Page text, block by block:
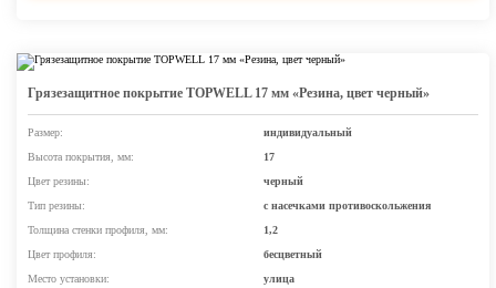
Грязезащитное покрытие TOPWELL 17 мм «Резина, цвет черный»
Размер:
индивидуальный
Высота покрытия, мм:
17
Цвет резины:
черный
Тип резины:
с насечками противоскольжения
Толщина стенки профиля, мм:
1,2
Цвет профиля:
бесцветный
Место установки:
улица